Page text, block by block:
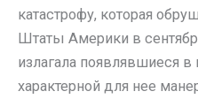
катастрофу, которая
Штаты Америки в
излагала появлявшиеся
характерной для нее